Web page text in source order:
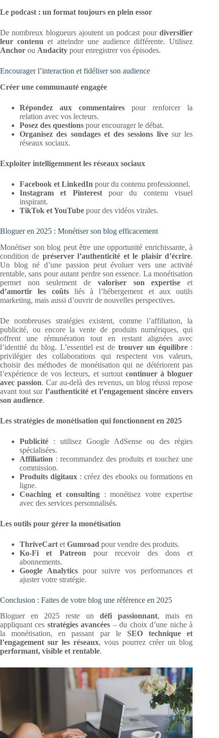
Le podcast : un format toujours en plein essor
De nombreux blogueurs ajoutent un podcast pourdiversifier
leur contenu et atteindre une audience différente. Utilisez
Anchor ou Audacity pour enregistrer vos épisodes.
Encourager l’interaction et fidéliser son audience
Créer une communauté engagée
Répondez aux commentaires pour renforcer la
relation avec vos lecteurs.
Posez des questions pour encourager le débat.
Organisez des sondages et des sessions livesur les
réseaux sociaux.
Exploiter intelligemment les réseaux sociaux
Facebook et LinkedIn pour du contenu professionnel.
Instagram et Pinterestpour du contenu visuel
inspirant.
TikTok et YouTube pour des vidéos virales.
Bloguer en 2025 : Monétiser son blog efficacement
Monétiser son blog peut être une opportunité enrichissante, à
condition de préserver l’authenticité et le plaisir d’écrire.
Un blog né d’une passion peut évoluer vers une activité
rentable, sans pour autant perdre son essence. La monétisation
permet non seulement de valoriser son expertise et
d’amortir les coûtsliés à l’hébergement et aux outils
marketing, mais aussi d’ouvrir de nouvelles perspectives.
De nombreuses stratégies existent, comme l’affiliation, la
publicité, ou encore la vente de produits numériques, qui
offrent une rémunération tout en restant alignées avec
l’identité du blog. L’essentiel est de trouver un équilibre:
privilégier des collaborations qui respectent vos valeurs,
choisir des méthodes de monétisation qui ne détériorent pas
l’expérience de vos lecteurs, et surtout continuer à bloguer
avec passion. Car au-delà des revenus, un blog réussi repose
avant tout sur l’authenticité et l’engagement sincère envers
son audience.
Les stratégies de monétisation qui fonctionnent en 2025
Publicité : utilisez Google AdSense ou des régies
spécialisées.
Affiliation : recommandez des produits et touchez une
commission.
Produits digitaux : créez des ebooks ou formations en
ligne.
Coaching et consulting: monétisez votre expertise
avec des services personnalisés.
Les outils pour gérer la monétisation
ThriveCart et Gumroad pour vendre des produits.
Ko-Fi et Patreon pour recevoir des dons et
abonnements.
Google Analytics pour suivre vos performances et
ajuster votre stratégie.
Conclusion : Faites de votre blog une référence en 2025
Bloguer en 2025 reste un défi passionnant, mais en
appliquant ces stratégies avancées – du choix d’une niche à
la monétisation, en passant par le SEO technique et
l’engagement sur les réseaux, vous pourrez créer un blog
performant, visible et rentable.